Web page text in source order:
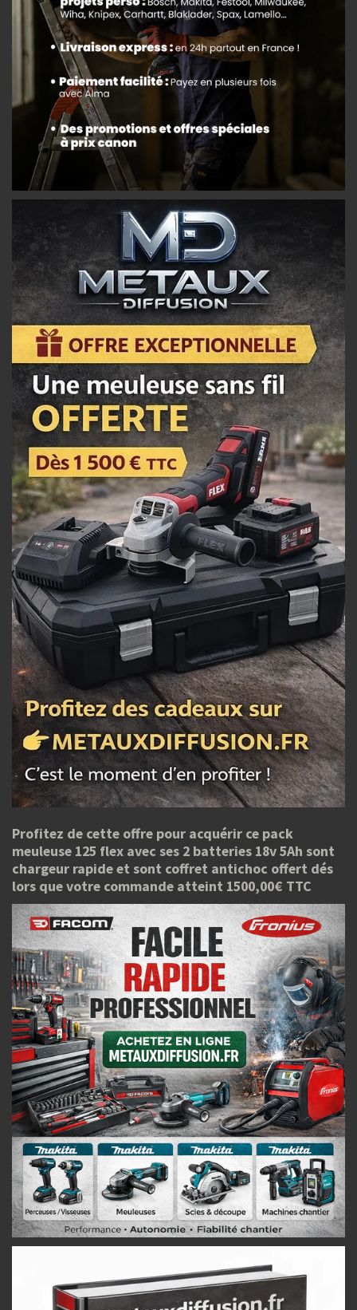
Profitez de cette offre pour acquérir ce pack
meuleuse 125 flex avec ses 2 batteries 18v 5Ah sont
chargeur rapide et sont coffret antichoc offert dés
lors que votre commande atteint 1500,00€ TTC